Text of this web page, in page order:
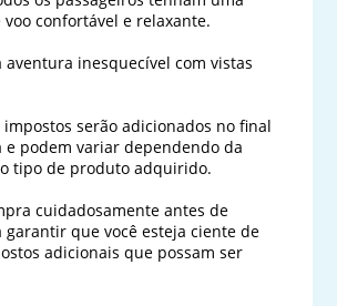
confortável e relaxante.
aventura inesquecível com vistas
serão adicionados no final
e podem variar dependendo da
tipo de produto adquirido.
cuidadosamente antes de
garantir que você esteja ciente de
adicionais que possam ser